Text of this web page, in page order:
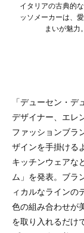
イタリアの古典的
ッソメーカーは、
まいが魅力。
「デューセン・
デザイナー、エレ
ファッションブラ
ザインを手掛ける
キッチンウェアな
ム」を発表。ブラ
ィカルなラインの
色の組み合わせが
を取り入れるだけ